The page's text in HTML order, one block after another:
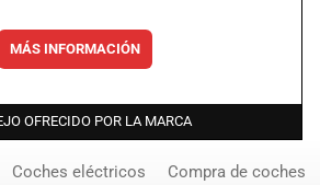
MÁS INFORMACIÓN
OFRECIDO POR LA MARCA
Coches eléctricos Compra de coches